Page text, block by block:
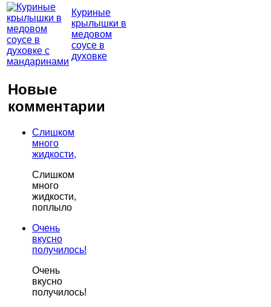
Куриные
крылышки в
медовом
соусе в
духовке
Новые
комментарии
Слишком
много
жидкости,
Слишком
много
жидкости,
поплыло
Очень
вкусно
получилось!
Очень
вкусно
получилось!